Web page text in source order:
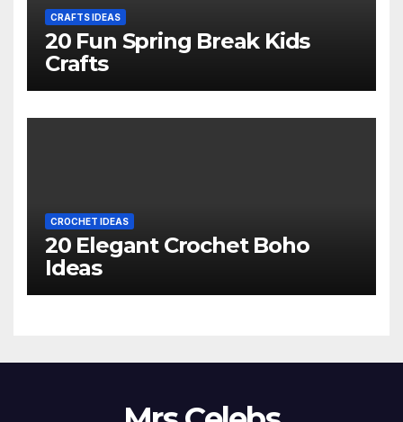
CRAFTS IDEAS
20 Fun Spring Break Kids
Crafts
CROCHET IDEAS
20 Elegant Crochet Boho
Ideas